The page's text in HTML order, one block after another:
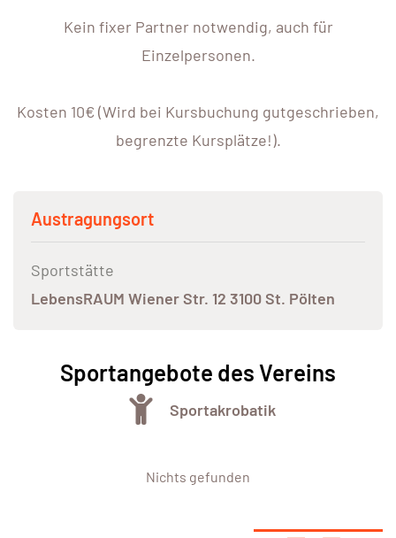
Kein fixer Partner notwendig, auch für
Einzelpersonen.
Kosten 10€ (Wird bei Kursbuchung gutgeschrieben,
begrenzte Kursplätze!).
Austragungsort
Sportstätte
LebensRAUM Wiener Str. 12 3100 St. Pölten
Sportangebote des Vereins
Sportakrobatik
Nichts gefunden